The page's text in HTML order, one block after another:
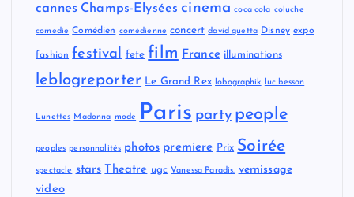
cannes Champs-Elysées cinema coca cola coluche
comedie Comédien comédienne concert david guetta Disney expo
fashion festival fete film France illuminations
leblogreporter Le Grand Rex lobographik luc besson
Lunettes Madonna mode Paris party people
peoples personnalités photos premiere Prix Soirée
spectacle stars Theatre ugc Vanessa Paradis. vernissage
video